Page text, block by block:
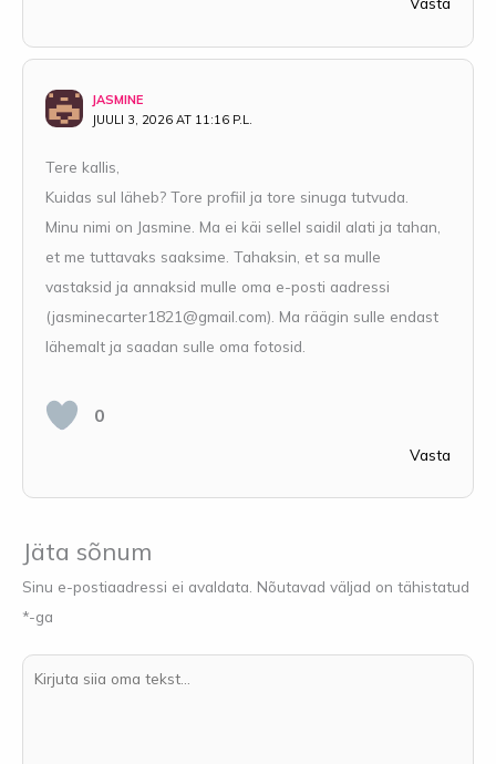
JASMINE
JUULI 3, 2026 AT 11:16 P.L.
Tere kallis,
Kuidas sul läheb? Tore profiil ja tore sinuga tutvuda.
Minu nimi on Jasmine. Ma ei käi sellel saidil alati ja tahan,
et me tuttavaks saaksime. Tahaksin, et sa mulle
vastaksid ja annaksid mulle oma e-posti aadressi
(jasminecarter1821@gmail.com). Ma räägin sulle endast
lähemalt ja saadan sulle oma fotosid.
0
Vasta
Jäta sõnum
Sinu e-postiaadressi ei avaldata. Nõutavad väljad on tähistatud
*-ga
Kirjuta
siia